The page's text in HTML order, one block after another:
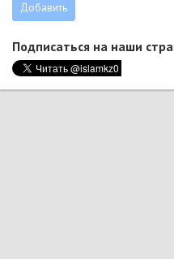
Подписаться на наши